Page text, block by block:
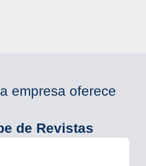
empresa oferece
de Revistas